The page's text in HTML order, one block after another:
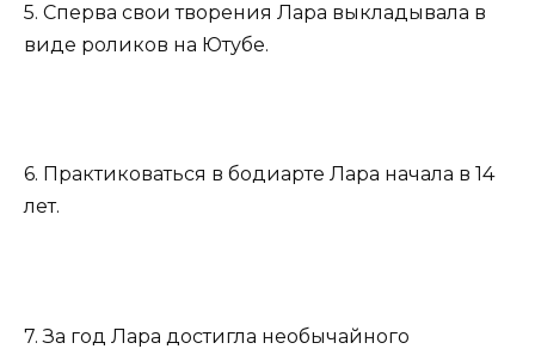
5. Сперва свои творения Лара выкладывала в
виде роликов на Ютубе.
6. Практиковаться в бодиарте Лара начала в 14
лет.
7. За год Лара достигла необычайного